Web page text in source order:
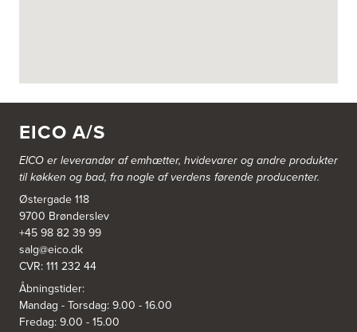
EICO A/S
EICO er leverandør af emhætter, hvidevarer ogandre produkter
til køkken og bad, fra nogle af verdens førende producenter.
Østergade 118
9700 Brønderslev
+45 98 82 39 99
salg@eico.dk
CVR: 111 232 44
Åbningstider:
Mandag - Torsdag: 9.00 - 16.00
Fredag: 9.00 - 15.00